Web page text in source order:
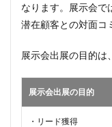
なります。展示会で
潜在顧客との対面コ
展示会出展の目的は
展示会出展の目的
・リード獲得